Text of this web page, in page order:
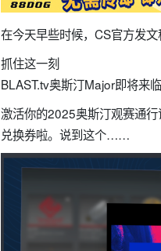
在今天早些时候，CS官方发
抓住这一刻
BLAST.tv奥斯汀Major即将来临
激活你的2025奥斯汀观赛通
兑换券啦。说到这个……